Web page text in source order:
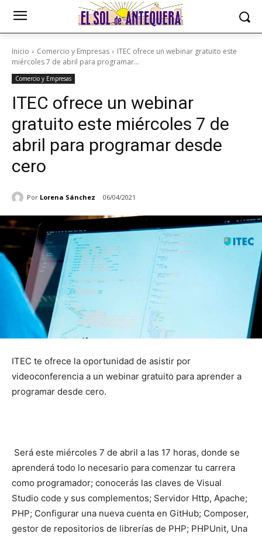
Inicio Comercio y Empresas
ITEC ofrece un webinar gratuito este
miércoles 7 de abril para programar...
Comercio y Empresas
ITEC ofrece un webinar
gratuito este miércoles 7 de
abril para programar desde
cero
Por Lorena Sánchez 06/04/2021
ITEC te ofrece la oportunidad de asistir por
videoconferencia a un webinar gratuito para aprender a
programar desde cero.
Será este miércoles 7 de abril a las 17 horas, donde se
aprenderá todo lo necesario para comenzar tu carrera
como programador; conocerás las claves de Visual
Studio code y sus complementos; Servidor Http, Apache;
PHP; Configurar una nueva cuenta en GitHub; Composer,
gestor de repositorios de librerías de PHP; PHPUnit, Una